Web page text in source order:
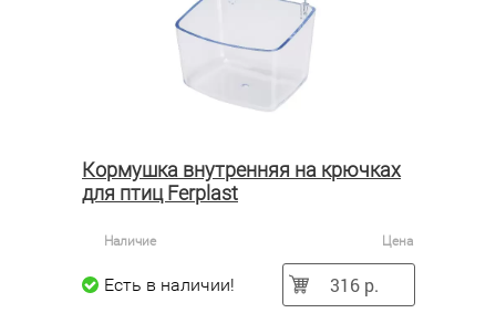
Кормушка внутренняя на крючках
для птиц Ferplast
Наличие Цена
Есть в наличии! 316 р.